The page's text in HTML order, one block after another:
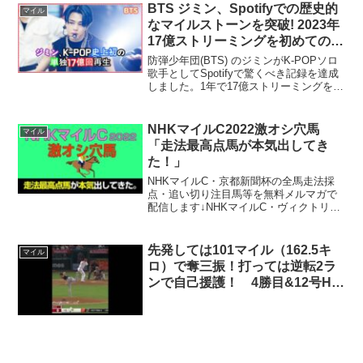
マイル
BTS ジミン、Spotifyでの歴史的
なマイルストーンを突破! 2023年
17億ストリーミングを初めてのK-
POPソロアーティストとしての驚
くべき成果!
防弾少年団(BTS) のジミンがK-POPソロ
歌手としてSpotifyで驚くべき記録を達成
しました。1年で17億ストリーミングを突
など、数々の素晴らしい成果を達...
マイル
NHKマイルC2022激オシ穴馬
「走法最高点馬が本気出してき
た！」
NHKマイルC・京都新聞杯の全馬走法採
点・追い切り注目馬等を無料メルマガで
配信します↓NHKマイルC・ヴィクトリア
ック買ってきました」で事前予想を発表
毎週前半に競馬ブ...
マイル
先発しては101マイル（162.5キ
ロ）で奪三振！打っては逆転2ラ
ンで自己援護！ 4勝目&12号HR